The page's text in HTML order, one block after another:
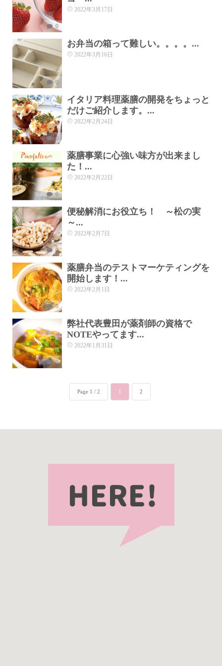
0
2022年3月17日
0
お弁当の箱って難しい。。。。...
2022年3月16日
0
イタリア料理薬膳の開発をちょっと
だけご紹介します。...
2022年2月24日
0
薬膳事業に心強い味方が出来まし
た！...
2022年2月22日
0
便秘解消にお役立ち！ ～松の実
～...
2022年2月7日
0
薬膳弁当のテストマーケティングを
開始します！...
2022年2月1日
0
弊社代表豊田が薬剤師の資格で
NOTEやってます...
2022年1月31日
Page 1 / 2 1 2